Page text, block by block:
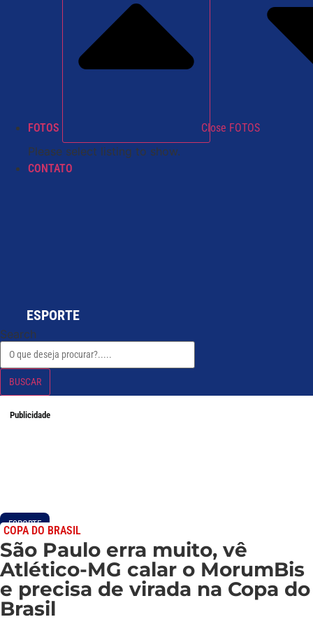
FOTOS Close FOTOS
Please select listing to show.
CONTATO
ESPORTE
Search
BUSCAR
Publicidade
ESPORTE
COPA DO BRASIL
São Paulo erra muito, vê
Atlético-MG calar o MorumBis
e precisa de virada na Copa do
Brasil